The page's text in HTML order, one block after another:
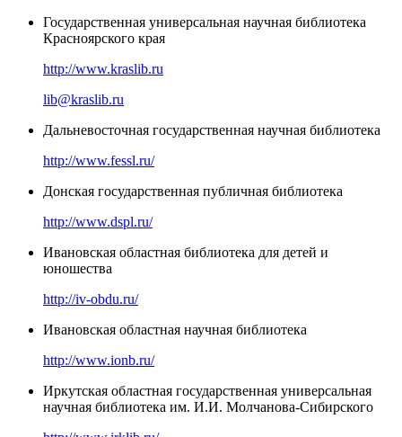
Государственная универсальная научная библиотека
Красноярского края
http://www.kraslib.ru
lib@kraslib.ru
Дальневосточная государственная научная библиотека
http://www.fessl.ru/
Донская государственная публичная библиотека
http://www.dspl.ru/
Ивановская областная библиотека для детей и
юношества
http://iv-obdu.ru/
Ивановская областная научная библиотека
http://www.ionb.ru/
Иркутская областная государственная универсальная
научная библиотека им. И.И. Молчанова-Сибирского